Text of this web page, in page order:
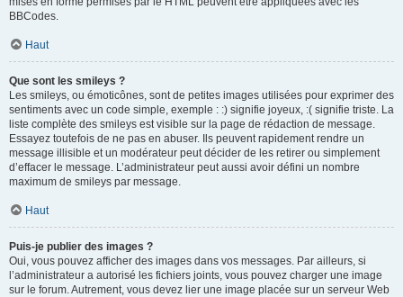
BBCodes.
Haut
Que sont les smileys ?
Les smileys, ou émoticônes, sont de petites images utilisées pour exprimer des
sentiments avec un code simple, exemple : :) signifie joyeux, :( signifie triste. La
liste complète des smileys est visible sur la page de rédaction de message.
Essayez toutefois de ne pas en abuser. Ils peuvent rapidement rendre un
message illisible et un modérateur peut décider de les retirer ou simplement
d’effacer le message. L’administrateur peut aussi avoir défini un nombre
maximum de smileys par message.
Haut
Puis-je publier des images ?
Oui, vous pouvez afficher des images dans vos messages. Par ailleurs, si
l’administrateur a autorisé les fichiers joints, vous pouvez charger une image
sur le forum. Autrement, vous devez lier une image placée sur un serveur Web